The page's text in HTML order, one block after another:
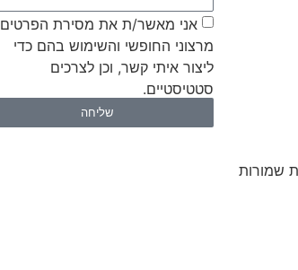
אני מאשר/ת את מסירת הפרטים
מרצוני החופשי והשימוש בהם כדי
ליצור איתי קשר, וכן לצרכים
סטטיסטיים.
שליחה